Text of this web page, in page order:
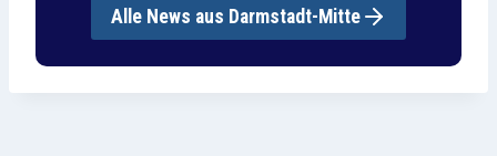
Alle News aus Darmstadt-Mitte